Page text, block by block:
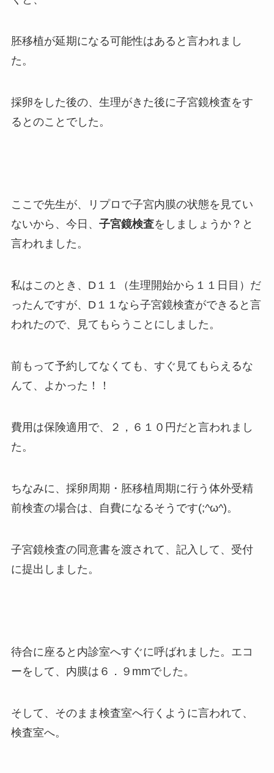
胚移植が延期になる可能性はあると言われまし
た。
採卵をした後の、生理がきた後に子宮鏡検査をす
るとのことでした。
ここで先生が、リプロで子宮内膜の状態を見てい
ないから、今日、 子宮鏡検査をしましょうか？と
言われました。
私はこのとき、D１１（生理開始から１１日目）だ
ったんですが、D１１なら子宮鏡検査ができると言
われたので、見てもらうことにしました。
前もって予約してなくても、すぐ見てもらえるな
んて、よかった！！
費用は保険適用で、２，６１０円だと言われまし
た。
ちなみに、採卵周期・胚移植周期に行う体外受精
前検査の場合は、自費になるそうです(;^ω^)。
子宮鏡検査の同意書を渡されて、記入して、受付
に提出しました。
待合に座ると内診室へすぐに呼ばれました。エコ
ーをして、内膜は６．９mmでした。
そして、そのまま検査室へ行くように言われて、
検査室へ。